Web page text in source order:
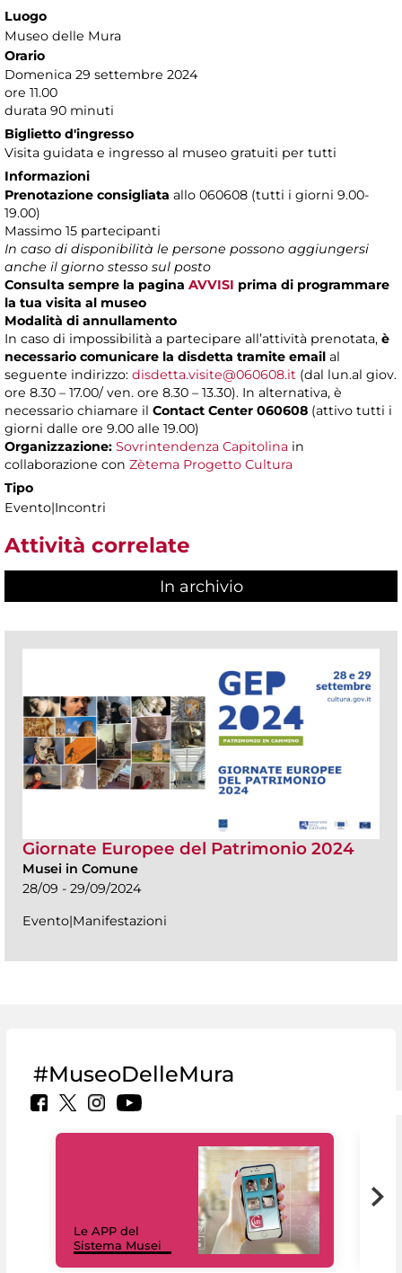
Luogo
Museo delle Mura
Orario
Domenica 29 settembre 2024
ore 11.00
durata 90 minuti
Biglietto d'ingresso
Visita guidata e ingresso al museo gratuiti per tutti
Informazioni
Prenotazione consigliata allo 060608 (tutti i giorni 9.00-
19.00)
Massimo 15 partecipanti
In caso di disponibilità le persone possono aggiungersi
anche il giorno stesso sul posto
Consulta sempre la pagina AVVISI prima di programmare
la tua visita al museo
Modalità di annullamento
In caso di impossibilità a partecipare all’attività prenotata, è
necessario comunicare la disdetta tramite email al
seguente indirizzo: disdetta.visite@060608.it (dal lun.al giov.
ore 8.30 – 17.00/ ven. ore 8.30 – 13.30). In alternativa, è
necessario chiamare il Contact Center 060608 (attivo tutti i
giorni dalle ore 9.00 alle 19.00)
Organizzazione: Sovrintendenza Capitolina in
collaborazione con Zètema Progetto Cultura
Tipo
Evento|Incontri
Attività correlate
In archivio
Giornate Europee del Patrimonio 2024
Musei in Comune
28/09 - 29/09/2024
Evento|Manifestazioni
#MuseoDelleMura
Le APP del
Sistema Musei